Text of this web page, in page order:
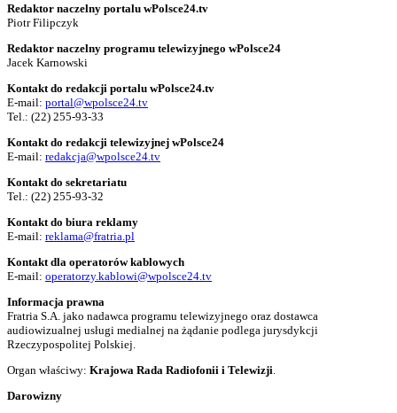
Redaktor naczelny portalu wPolsce24.tv
Piotr Filipczyk
Redaktor naczelny programu telewizyjnego wPolsce24
Jacek Karnowski
Kontakt do redakcji portalu wPolsce24.tv
E-mail: portal@wpolsce24.tv
Tel.: (22) 255-93-33
Kontakt do redakcji telewizyjnej wPolsce24
E-mail: redakcja@wpolsce24.tv
Kontakt do sekretariatu
Tel.: (22) 255-93-32
Kontakt do biura reklamy
E-mail: reklama@fratria.pl
Kontakt dla operatorów kablowych
E-mail: operatorzy.kablowi@wpolsce24.tv
Informacja prawna
Fratria S.A. jako nadawca programu telewizyjnego oraz dostawca
audiowizualnej usługi medialnej na żądanie podlega jurysdykcji
Rzeczypospolitej Polskiej.
Organ właściwy: Krajowa Rada Radiofonii i Telewizji
Darowizny